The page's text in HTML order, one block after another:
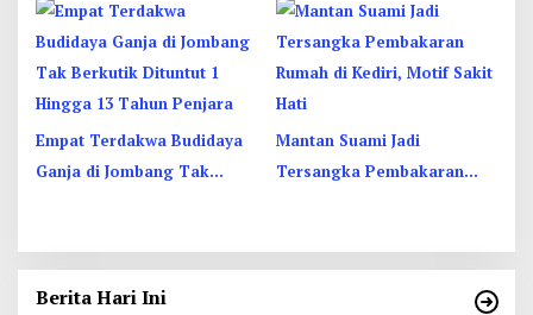
Ketahuan Juga
Empat Terdakwa Budidaya
Ganja di Jombang Tak
Mantan Suami Jadi
Tersangka Pembakaran
Berita Hari Ini